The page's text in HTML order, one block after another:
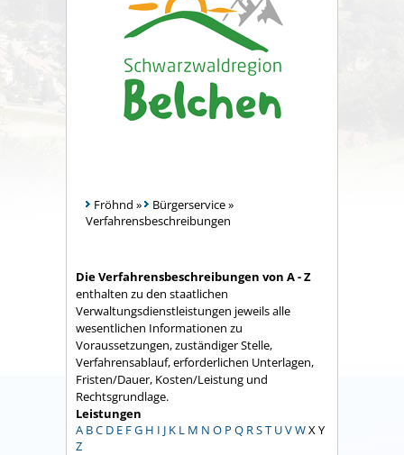
Fröhnd » Bürgerservice»
Verfahrensbeschreibungen
Die Verfahrensbeschreibungen von A - Z
enthalten zu den staatlichen
Verwaltungsdienstleistungen jeweils alle
wesentlichen Informationen zu
Voraussetzungen, zuständiger Stelle,
Verfahrensablauf, erforderlichen Unterlagen,
Fristen/Dauer, Kosten/Leistung und
Rechtsgrundlage.
Leistungen
A BC D E FG H I J K L M N O P Q RST UVWX Y
Z